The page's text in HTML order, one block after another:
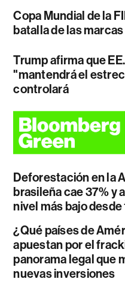
Copa Mundial de la
batalla de las marcas
Trump afirma que
"mantendrá el
controlará
Deforestación en la
brasileña cae 37% y
nivel más bajo desde
¿Qué países de
apuestan por el
panorama legal que
nuevas inversiones